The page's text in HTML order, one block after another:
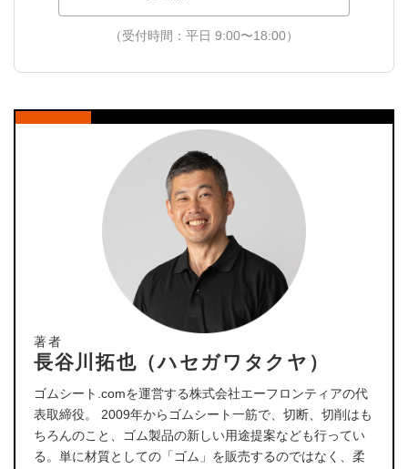
（受付時間：平日 9:00〜18:00）
著者
長谷川拓也（ハセガワタクヤ）
ゴムシート.comを運営する株式会社エーフロンティアの代
表取締役。 2009年からゴムシート一筋で、切断、切削はも
ちろんのこと、ゴム製品の新しい用途提案なども行ってい
る。単に材質としての「ゴム」を販売するのではなく、柔